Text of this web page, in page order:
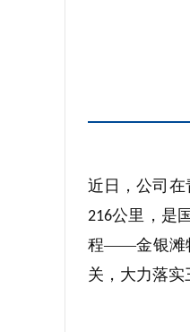
近日，公司在
216公里，是
程——金银滩
关，大力落